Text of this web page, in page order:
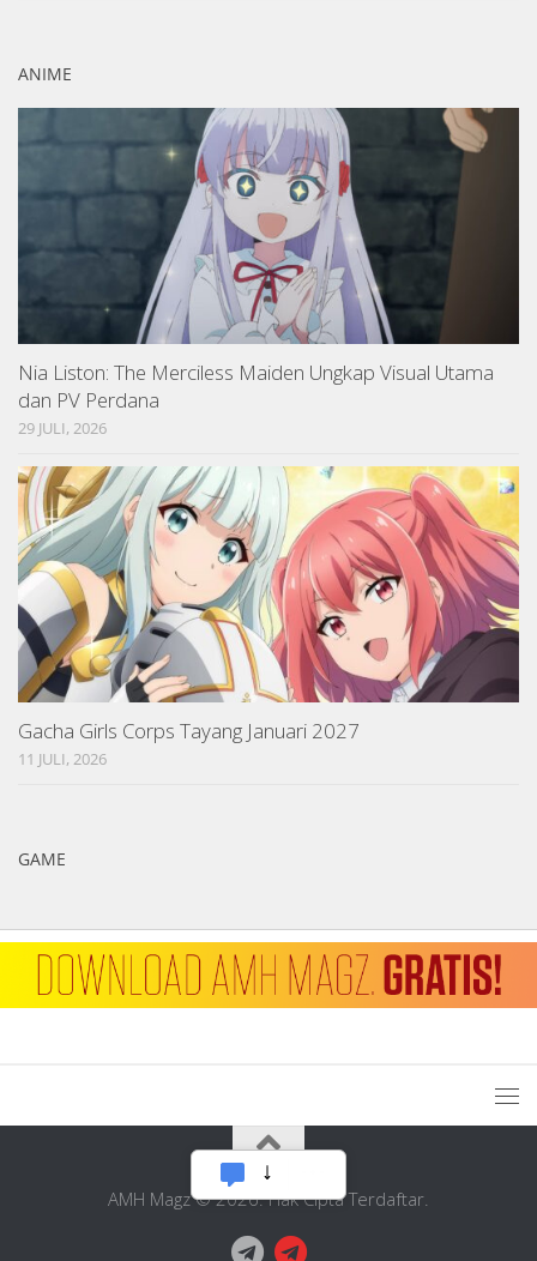
ANIME
Nia Liston: The Merciless Maiden Ungkap Visual Utama
dan PV Perdana
29 JULI, 2026
Gacha Girls Corps Tayang Januari 2027
11 JULI, 2026
GAME
AMH Magz © 2026. Hak Cipta Terdaftar.